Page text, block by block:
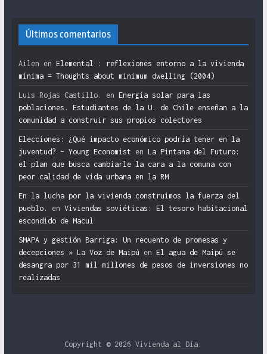
Últimos comentarios
Ailen en Elemental : reflexiones entorno a la vivienda
mínima = Thoughts about minimum dwelling (2004)
Luis Rojas Castillo. en Energía solar para las
poblaciones. Estudiantes de la U. de Chile enseñan a la
comunidad a construir sus propios colectores
Elecciones: ¿Qué impacto económico podría tener en la
juventud? – Young Economist en La Pintana del Futuro:
el plan que busca cambiarle la cara a la comuna con
peor calidad de vida urbana en la RM
En la lucha por la vivienda construimos la fuerza del
pueblo.
en Viviendas soviéticas: El tesoro habitacional
escondido de Macul
SMAPA y gestión Barriga: Un recuento de promesas y
decepciones » La Voz de Maipú en El agua de Maipú se
desangra por 31 mil millones de pesos de inversiones no
realizadas
Copyright © 2026Vivienda al Día .